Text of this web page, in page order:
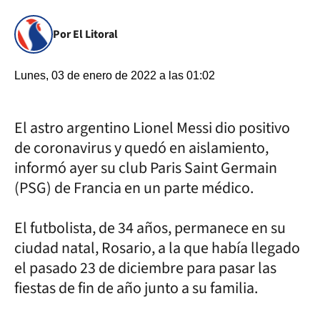
Por El Litoral
Lunes, 03 de enero de 2022 a las 01:02
El astro argentino Lionel Messi dio positivo
de coronavirus y quedó en aislamiento,
informó ayer su club Paris Saint Germain
(PSG) de Francia en un parte médico.
El futbolista, de 34 años, permanece en su
ciudad natal, Rosario, a la que había llegado
el pasado 23 de diciembre para pasar las
fiestas de fin de año junto a su familia.